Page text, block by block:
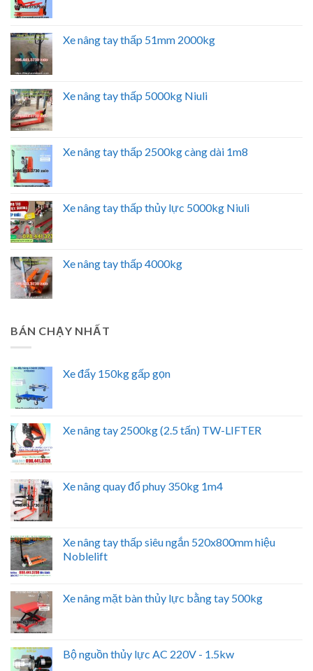
Xe nâng tay thấp 51mm 2000kg
Xe nâng tay thấp 5000kg Niuli
Xe nâng tay thấp 2500kg càng dài 1m8
Xe nâng tay thấp thủy lực 5000kg Niuli
Xe nâng tay thấp 4000kg
BÁN CHẠY NHẤT
Xe đẩy 150kg gấp gọn
Xe nâng tay 2500kg (2.5 tấn) TW-LIFTER
Xe nâng quay đổ phuy 350kg 1m4
Xe nâng tay thấp siêu ngắn 520x800mm hiệu
Noblelift
Xe nâng mặt bàn thủy lực bằng tay 500kg
Bộ nguồn thủy lực AC 220V - 1.5kw